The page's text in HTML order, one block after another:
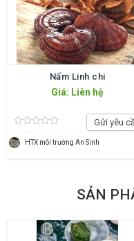
Nấm Linh chi
Giá: Liên hệ
Gửi yêu
HTX môi trường An Sinh
SẢN